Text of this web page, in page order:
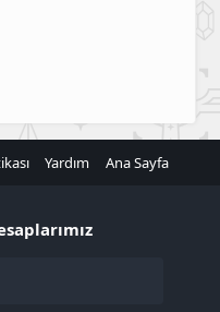
Yardım Ana Sayfa